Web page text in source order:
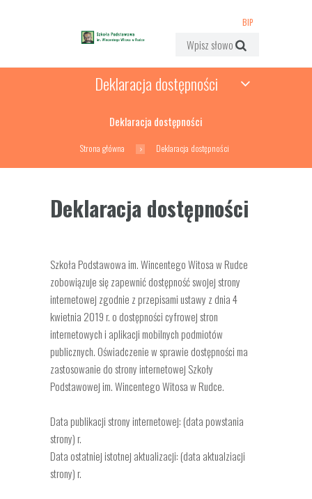
BIP
Deklaracja dostępności
Deklaracja dostępności
Strona główna Deklaracja dostępności
Deklaracja dostępności
Szkoła Podstawowa im. Wincentego Witosa w Rudce
zobowiązuje się zapewnić dostępność swojej strony
internetowej zgodnie z przepisami ustawy z dnia 4
kwietnia 2019 r. o dostępności cyfrowej stron
internetowych i aplikacji mobilnych podmiotów
publicznych. Oświadczenie w sprawie dostępności ma
zastosowanie do strony internetowej Szkoły
Podstawowej im. Wincentego Witosa w Rudce.
Data publikacji strony internetowej: (data powstania
strony) r.
Data ostatniej istotnej aktualizacji: (data aktualziacji
strony) r.